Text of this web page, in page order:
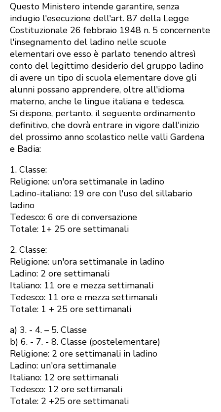
Questo Ministero intende garantire, senza
indugio l'esecuzione dell'art. 87 della Legge
Costituzionale 26 febbraio 1948 n. 5 concernente
l'insegnamento del ladino nelle scuole
elementari ove esso è parlato tenendo altresì
conto del legittimo desiderio del gruppo ladino
di avere un tipo di scuola elementare dove gli
alunni possano apprendere, oltre all'idioma
materno, anche le lingue italiana e tedesca.
Si dispone, pertanto, il seguente ordinamento
definitivo, che dovrà entrare in vigore dall'inizio
del prossimo anno scolastico nelle valli Gardena
e Badia:
1. Classe:
Religione: un'ora settimanale in ladino
Ladino-italiano: 19 ore con l'uso del sillabario
ladino
Tedesco: 6 ore di conversazione
Totale: 1+ 25 ore settimanali
2. Classe:
Religione: un'ora settimanale in ladino
Ladino: 2 ore settimanali
Italiano: 11 ore e mezza settimanali
Tedesco: 11 ore e mezza settimanali
Totale: 1 + 25 ore settimanali
a) 3. - 4. – 5. Classe
b) 6. - 7. - 8. Classe (postelementare)
Religione: 2 ore settimanali in ladino
Ladino: un'ora settimanale
Italiano: 12 ore settimanali
Tedesco: 12 ore settimanali
Totale: 2 +25 ore settimanali